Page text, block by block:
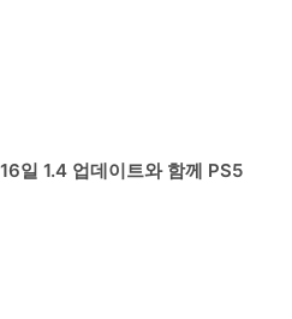
일 1.4 업데이트와 함께 PS5